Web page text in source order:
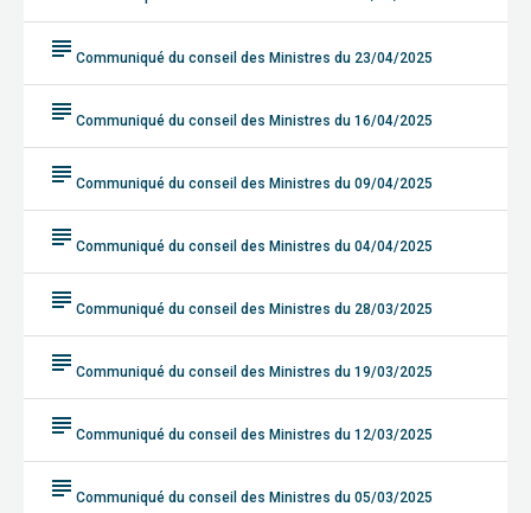
subject Communiqué du conseil des Ministres du 23/04/2025
subject Communiqué du conseil des Ministres du 16/04/2025
subject Communiqué du conseil des Ministres du 09/04/2025
subject Communiqué du conseil des Ministres du 04/04/2025
subject Communiqué du conseil des Ministres du 28/03/2025
subject Communiqué du conseil des Ministres du 19/03/2025
subject Communiqué du conseil des Ministres du 12/03/2025
subject Communiqué du conseil des Ministres du 05/03/2025